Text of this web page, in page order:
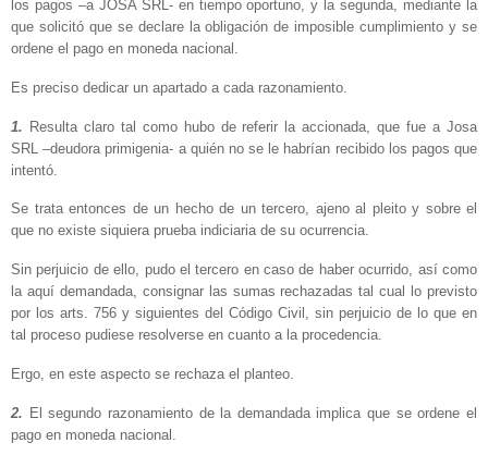
los pagos –a JOSA SRL- en tiempo oportuno, y la segunda, mediante la
que solicitó que se declare la obligación de imposible cumplimiento y se
ordene el pago en moneda nacional.
Es preciso dedicar un apartado a cada razonamiento.
1. Resulta claro tal como hubo de referir la accionada, que fue a Josa
SRL –deudora primigenia- a quién no se le habrían recibido los pagos que
intentó.
Se trata entonces de un hecho de un tercero, ajeno al pleito y sobre el
que no existe siquiera prueba indiciaria de su ocurrencia.
Sin perjuicio de ello, pudo el tercero en caso de haber ocurrido, así como
la aquí demandada, consignar las sumas rechazadas tal cual lo previsto
por los arts. 756 y siguientes del Código Civil, sin perjuicio de lo que en
tal proceso pudiese resolverse en cuanto a la procedencia.
Ergo, en este aspecto se rechaza el planteo.
2. El segundo razonamiento de la demandada implica que se ordene el
pago en moneda nacional.